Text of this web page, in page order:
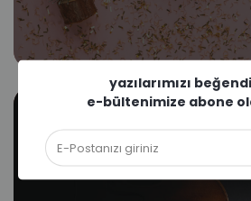
yazılarımızı
e-bültenimize abone